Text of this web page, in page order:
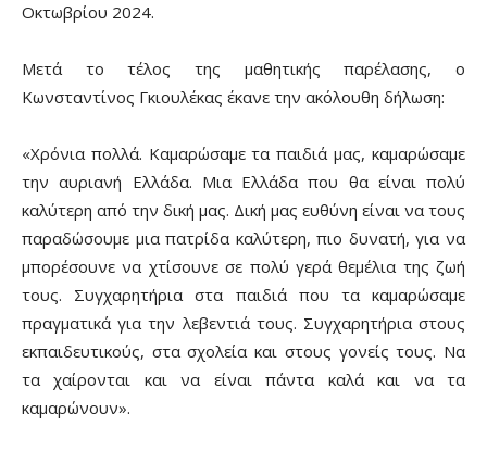
Οκτωβρίου 2024.
Μετά το τέλος της μαθητικής παρέλασης, ο
Κωνσταντίνος Γκιουλέκας έκανε την ακόλουθη δήλωση:
«Χρόνια πολλά. Καμαρώσαμε τα παιδιά μας, καμαρώσαμε
την αυριανή Ελλάδα. Μια Ελλάδα που θα είναι πολύ
καλύτερη από την δική μας. Δική μας ευθύνη είναι να τους
παραδώσουμε μια πατρίδα καλύτερη, πιο δυνατή, για να
μπορέσουνε να χτίσουνε σε πολύ γερά θεμέλια της ζωή
τους. Συγχαρητήρια στα παιδιά που τα καμαρώσαμε
πραγματικά για την λεβεντιά τους. Συγχαρητήρια στους
εκπαιδευτικούς, στα σχολεία και στους γονείς τους. Να
τα χαίρονται και να είναι πάντα καλά και να τα
καμαρώνουν».